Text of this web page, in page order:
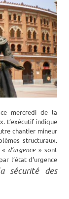
mercredi de la
L’exécutif indique
chantier mineur
structuraux.
d’urgence» sont
l’état d’urgence
sécurité des